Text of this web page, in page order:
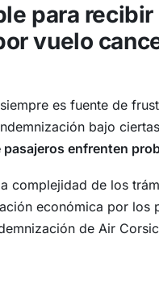
para recibir
vuelo
siempre es fuente de
bajo
pasajeros enfrenten
complejidad de los
económica por los
de Air